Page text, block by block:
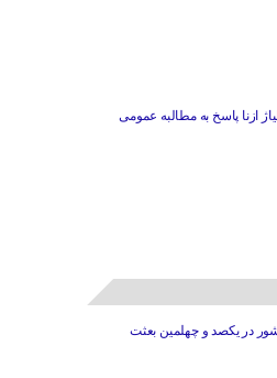
ازنا پاسخ به مطالبه عمومی
در یکصد و چهلمین بعثت